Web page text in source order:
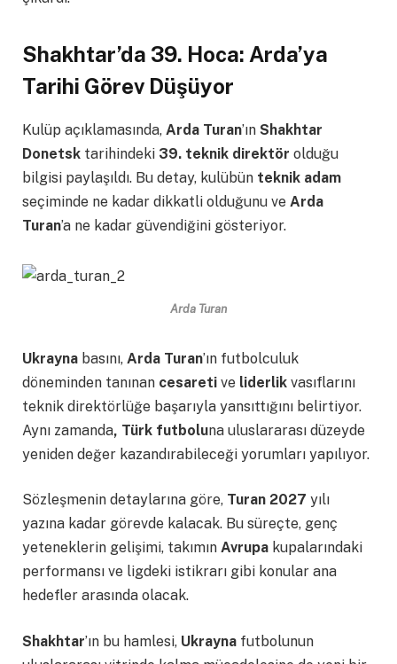
Shakhtar’da 39. Hoca: Arda’ya
Tarihi Görev Düşüyor
Kulüp açıklamasında, Arda Turan’ın Shakhtar
Donetsk tarihindeki 39. teknik direktör olduğu
bilgisi paylaşıldı. Bu detay, kulübün teknik adam
seçiminde ne kadar dikkatli olduğunu ve Arda
Turan’a ne kadar güvendiğini gösteriyor.
Arda Turan
Ukrayna basını, Arda Turan’ın futbolculuk
döneminden tanınan cesareti ve liderlik vasıflarını
teknik direktörlüğe başarıyla yansıttığını belirtiyor.
Aynı zamanda, Türk futboluna uluslararası düzeyde
yeniden değer kazandırabileceği yorumları yapılıyor.
Sözleşmenin detaylarına göre, Turan 2027 yılı
yazına kadar görevde kalacak. Bu süreçte, genç
yeteneklerin gelişimi, takımın Avrupa kupalarındaki
performansı ve ligdeki istikrarı gibi konular ana
hedefler arasında olacak.
Shakhtar’ın bu hamlesi, Ukrayna futbolunun